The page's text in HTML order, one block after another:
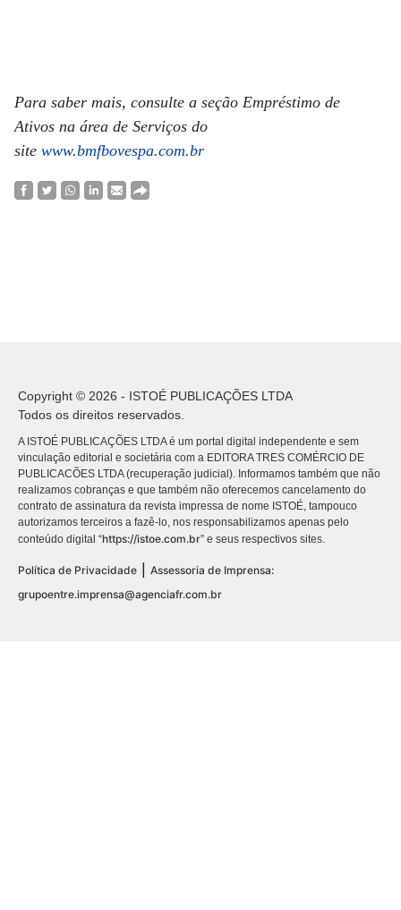
Para saber mais, consulte a seção Empréstimo de
Ativos na área de Serviços do
site www.bmfbovespa.com.br
Copyright © 2026 - ISTOÉ PUBLICAÇÕES LTDA
Todos os direitos reservados.
A ISTOÉ PUBLICAÇÕES LTDA é um portal digital independente e sem
vinculação editorial e societária com a EDITORA TRES COMÉRCIO DE
PUBLICACÕES LTDA (recuperação judicial). Informamos também que não
realizamos cobranças e que também não oferecemos cancelamento do
contrato de assinatura da revista impressa de nome ISTOÉ, tampouco
autorizamos terceiros a fazê-lo, nos responsabilizamos apenas pelo
conteúdo digital “https://istoe.com.br” e seus respectivos sites.
Política de Privacidade
Assessoria de Imprensa:
grupoentre.imprensa@agenciafr.com.br